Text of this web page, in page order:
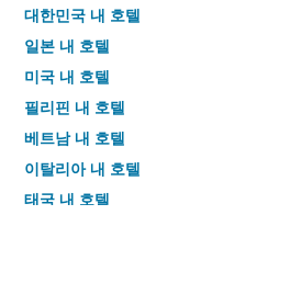
대한민국 내 호텔
일본 내 호텔
미국 내 호텔
필리핀 내 호텔
베트남 내 호텔
이탈리아 내 호텔
태국 내 호텔